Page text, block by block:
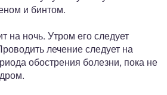
и бинтом.
на ночь. Утром его следует
лечение следует на
обострения болезни, пока не